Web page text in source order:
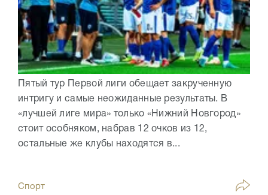
Пятый тур Первой лиги обещает закрученную
интригу и самые неожиданные результаты. В
«лучшей лиге мира» только «Нижний Новгород»
стоит особняком, набрав 12 очков из 12,
остальные же клубы находятся в...
Спорт